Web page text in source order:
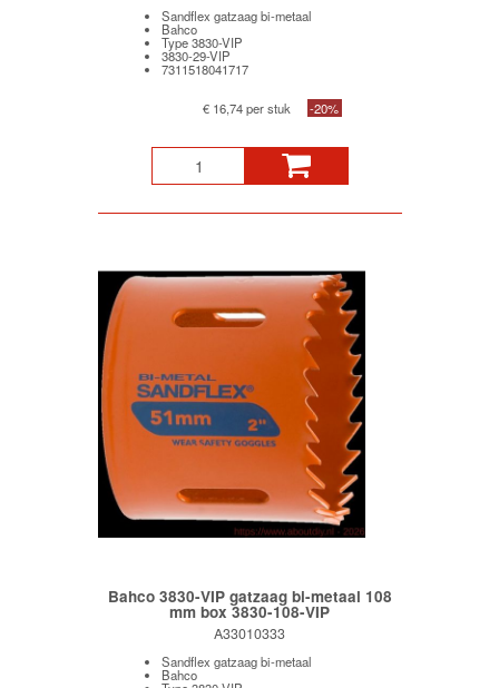
Sandflex gatzaag bi-metaal
Bahco
Type 3830-VIP
3830-29-VIP
7311518041717
€ 16,74 per stuk -20%
Bahco 3830-VIP gatzaag bi-metaal 108
mm box 3830-108-VIP
A33010333
Sandflex gatzaag bi-metaal
Bahco